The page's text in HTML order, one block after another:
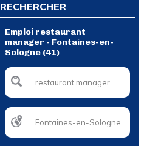
RECHERCHER
Emploi restaurant
manager - Fontaines-en-
Sologne (41)